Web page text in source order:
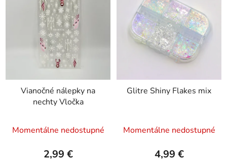
Vianočné nálepky na
nechty Vločka
Momentálne nedostupné
2,99 €
Glitre Shiny Flakes mix
hodnotenie
produktu
Momentálne nedostupné
4,99 €